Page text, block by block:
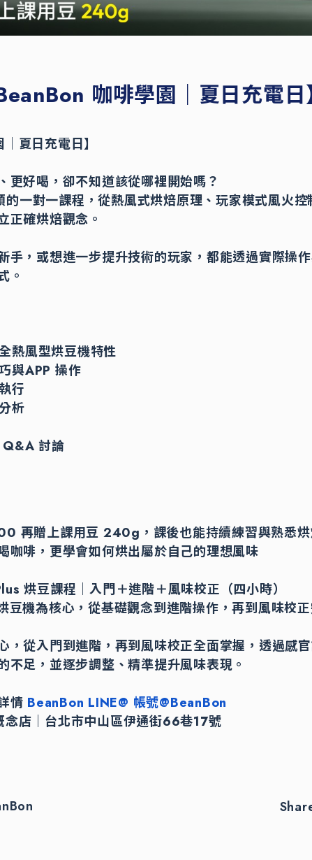
BeanBon 咖啡學園｜夏日充電日
夏日充電日】
更好喝，卻不知道該從哪裡開始嗎？
一對一課程，從熱風式烘焙原理、玩家模式風火
正確烘焙觀念。
手，或想進一步提升技術的玩家，都能透過實際操
。
熱風型烘豆機特性
與APP 操作
行
析
Q&A 討論
再贈上課用豆 240g，課後也能持續練習與熟悉
咖啡，更學會如何烘出屬於自己的理想風味
烘豆課程｜入門＋進階＋風味校正（四小時）
機為核心，從基礎觀念到進階操作，再到風味校正
，從入門到進階，再到風味校正全面掌握，透過感
不足，並逐步調整、精準提升風味表現。
情 BeanBon LINE@ 帳號@BeanBon
店｜台北市中山區伊通街66巷17號